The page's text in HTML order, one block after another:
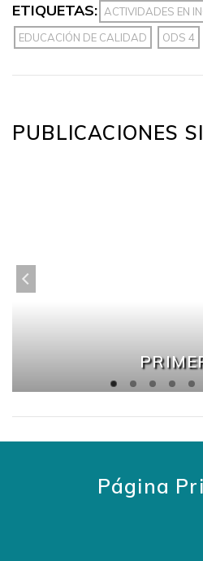
ETIQUETAS: ACTIVIDADES EN
EDUCACIÓN DE CALIDAD
ODS 4
PUBLICACIONES
Página